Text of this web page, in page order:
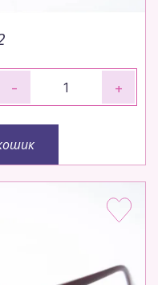
- +